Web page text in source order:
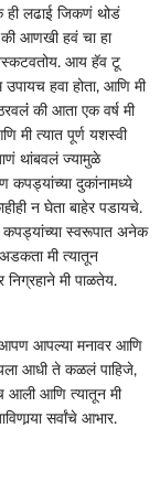
ही लढाई जिकणं थोडं
की आणखी हवं चा हा
आय हॅव टू
हवा होता, आणि मी
की आता एक वर्ष मी
मी त्यात पूर्ण यशस्वी
थांबवलं ज्यामुळे
कपड्यांच्या दुकांनामध्ये
न घेता बाहेर पडायचे.
कपड्यांच्या स्वरूपात अनेक
मी त्यातून
निग्रहाने मी पाळतेय.
आपल्या मनावर आणि
आधी ते कळलं पाहिजे,
आली आणि त्यातून मी
सर्वांचे आभार.